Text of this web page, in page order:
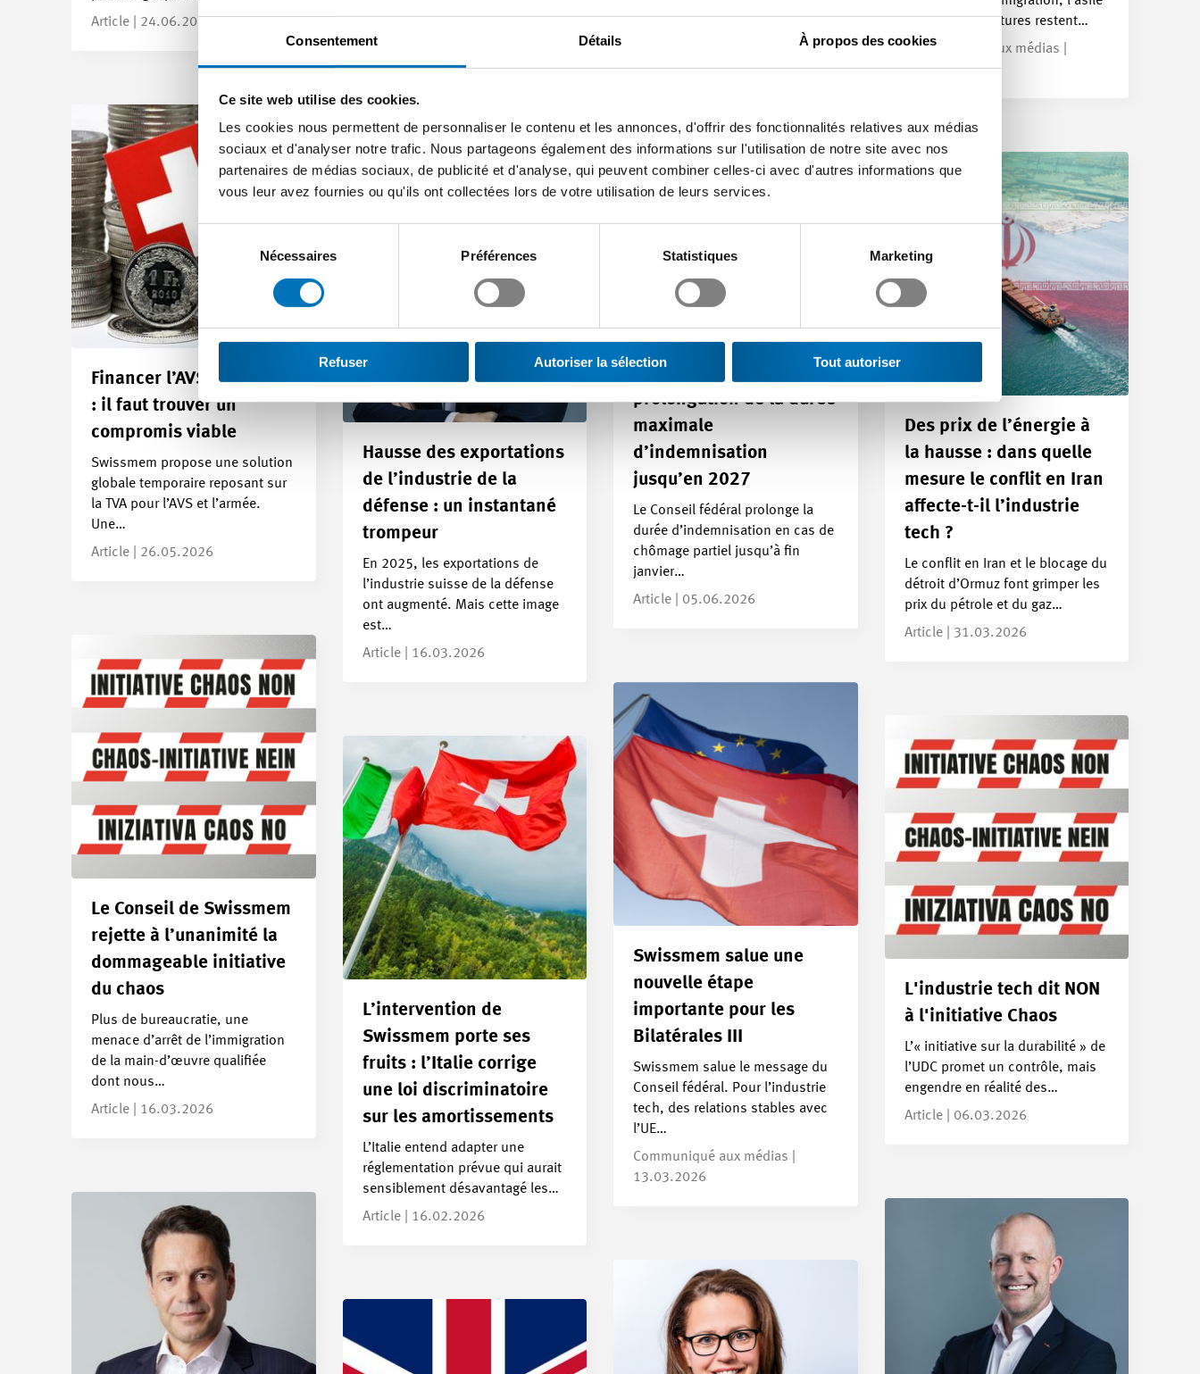
Consentement Détails À propos des cookies
Ce site web utilise des cookies.
Les cookies nous permettent de personnaliser le contenu et les annonces, d'offrir des fonctionnalités relatives aux médias
sociaux et d'analyser notre trafic. Nous partageons également des informations sur l'utilisation de notre site avec nos
partenaires de médias sociaux, de publicité et d'analyse, qui peuvent combiner celles-ci avec d'autres informations que
vous leur avez fournies ou qu'ils ont collectées lors de votre utilisation de leurs services.
du
consentement
Nécessaires Préférences Statistiques Marketing
Refuser Autoriser la sélection Tout autoriser
Article | 24.06.2026
indemnités de pénibilité ne
seront…
Article | 23.06.2026
22.06.2026
et les infrastructures restent…
Communiqué aux médias |
10.06.2026
Chômage partiel :
prolongation de la durée
maximale
d’indemnisation
jusqu’en 2027
Le Conseil fédéral prolonge la
durée d’indemnisation en cas de
chômage partiel jusqu’à fin
janvier…
Article | 05.06.2026
Financer l’AVS et l’armée
: il faut trouver un
compromis viable
Swissmem propose une solution
globale temporaire reposant sur
la TVA pour l’AVS et l’armée.
Une…
Article | 26.05.2026
Des prix de l’énergie à
la hausse : dans quelle
mesure le conflit en Iran
affecte-t-il l’industrie
tech ?
Le conflit en Iran et le blocage du
détroit d’Ormuz font grimper les
prix du pétrole et du gaz…
Article | 31.03.2026
Hausse des exportations
de l’industrie de la
défense : un instantané
trompeur
En 2025, les exportations de
l’industrie suisse de la défense
ont augmenté. Mais cette image
est…
Article | 16.03.2026
Le Conseil de Swissmem
rejette à l’unanimité la
dommageable initiative
du chaos
Plus de bureaucratie, une
menace d’arrêt de l’immigration
de la main-d’œuvre qualifiée
dont nous…
Article | 16.03.2026
Swissmem salue une
nouvelle étape
importante pour les
Bilatérales III
Swissmem salue le message du
Conseil fédéral. Pour l’industrie
tech, des relations stables avec
l’UE…
Communiqué aux médias |
13.03.2026
L'industrie tech dit NON
à l'initiative Chaos
L’« initiative sur la durabilité » de
l’UDC promet un contrôle, mais
engendre en réalité des…
Article | 06.03.2026
L’intervention de
Swissmem porte ses
fruits : l’Italie corrige
une loi discriminatoire
sur les amortissements
L’Italie entend adapter une
réglementation prévue qui aurait
sensiblement désavantagé les…
Article | 16.02.2026